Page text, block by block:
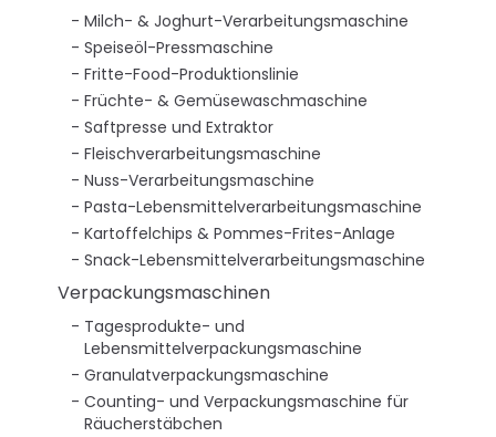
Milch- & Joghurt-Verarbeitungsmaschine
Speiseöl-Pressmaschine
Fritte-Food-Produktionslinie
Früchte- & Gemüsewaschmaschine
Saftpresse und Extraktor
Fleischverarbeitungsmaschine
Nuss-Verarbeitungsmaschine
Pasta-Lebensmittelverarbeitungsmaschine
Kartoffelchips & Pommes-Frites-Anlage
Snack-Lebensmittelverarbeitungsmaschine
Verpackungsmaschinen
Tagesprodukte- und
Lebensmittelverpackungsmaschine
Granulatverpackungsmaschine
Counting- und Verpackungsmaschine für
Räucherstäbchen